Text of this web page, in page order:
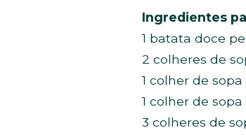
Ingredientes
1 batata doce
2 colheres de
1 colher de
1 colher de
3 colheres de